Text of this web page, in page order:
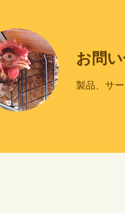
お問
製品、サ